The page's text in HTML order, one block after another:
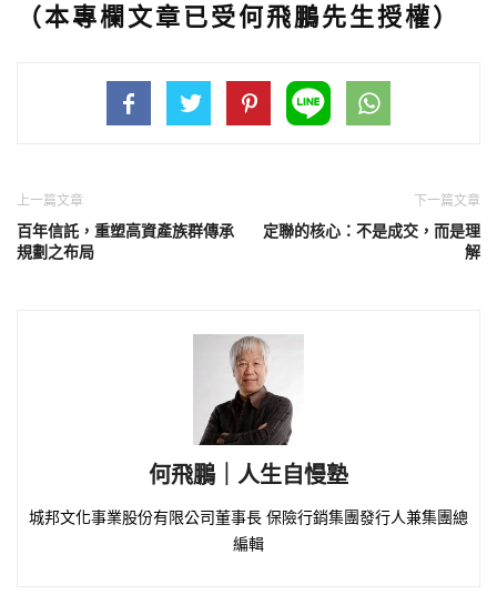
（本專欄文章已受何飛鵬先生授權）
上一篇文章
百年信託，重塑高資產族群傳承
規劃之布局
下一篇文章
定聯的核心：不是成交，而是理
解
何飛鵬｜人生自慢塾
城邦文化事業股份有限公司董事長 保險行銷集團發行人兼集團總
編輯